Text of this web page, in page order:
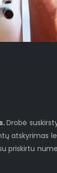
Drobė
atskyrimas
priskirtu